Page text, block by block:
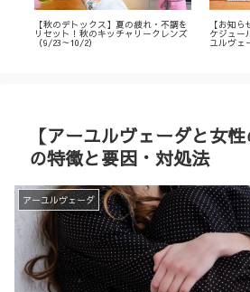
【秋のデトックス】夏の疲れ・不調を
リセット！秋のキッチャリークレンズ
（9/23～10/2）
【お知
ケジュー
ユルヴェ
【アーユルヴェーダと女
の特徴と要因・対処法
アーユルヴェーダ